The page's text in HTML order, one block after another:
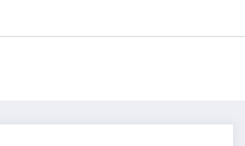
du football